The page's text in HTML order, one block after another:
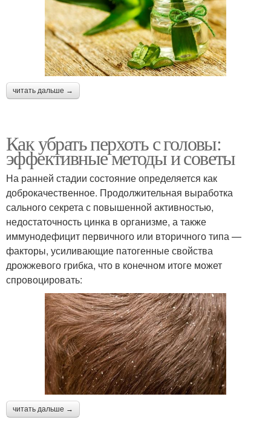
читать дальше →
Как убрать перхоть с головы:
эффективные методы и советы
На ранней стадии состояние определяется как
доброкачественное. Продолжительная выработка
сального секрета с повышенной активностью,
недостаточность цинка в организме, а также
иммунодефицит первичного или вторичного типа —
факторы, усиливающие патогенные свойства
дрожжевого грибка, что в конечном итоге может
спровоцировать:
читать дальше →